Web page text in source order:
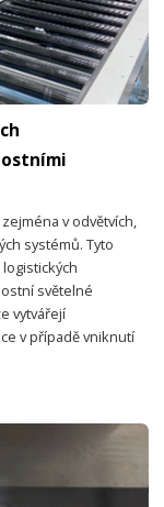
v odvětvích,
systémů. Tyto
světelné
vytvářejí
v případě vniknutí